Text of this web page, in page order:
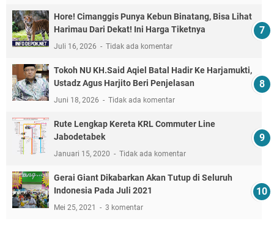
Hore! Cimanggis Punya Kebun Binatang, Bisa Lihat
Harimau Dari Dekat! Ini Harga Tiketnya
Juli 16, 2026 Tidak ada komentar
Tokoh NU KH.Said Aqiel Batal Hadir Ke Harjamukti,
Ustadz Agus Harjito Beri Penjelasan
Juni 18, 2026 Tidak ada komentar
Rute Lengkap Kereta KRL Commuter Line
Jabodetabek
Januari 15, 2020 Tidak ada komentar
Gerai Giant Dikabarkan Akan Tutup di Seluruh
Indonesia Pada Juli 2021
Mei 25, 2021 3 komentar